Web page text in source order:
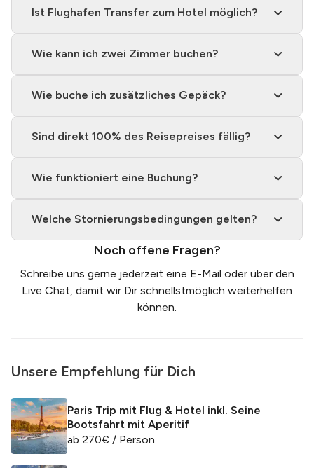
Ist Flughafen Transfer zum Hotel möglich?
Wie kann ich zwei Zimmer buchen?
Wie buche ich zusätzliches Gepäck?
Sind direkt 100% des Reisepreises fällig?
Wie funktioniert eine Buchung?
Welche Stornierungsbedingungen gelten?
Noch offene Fragen?
Schreibe uns gerne jederzeit eine E-Mail oder über den
Live Chat, damit wir Dir schnellstmöglich weiterhelfen
können.
Unsere Empfehlung für Dich
Paris Trip mit Flug & Hotel inkl. Seine
Bootsfahrt mit Aperitif
ab 270€ / Person